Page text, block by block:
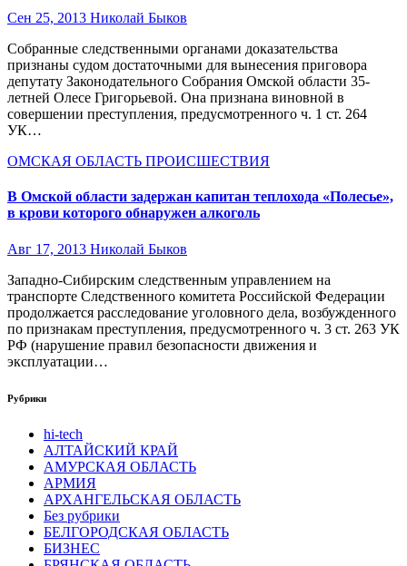
Сен 25, 2013 Николай Быков
Собранные следственными органами доказательства
признаны судом достаточными для вынесения приговора
депутату Законодательного Собрания Омской области 35-
летней Олесе Григорьевой. Она признана виновной в
совершении преступления, предусмотренного ч. 1 ст. 264
УК…
ОМСКАЯ ОБЛАСТЬ ПРОИСШЕСТВИЯ
В Омской области задержан капитан теплохода «Полесье»,
в крови которого обнаружен алкоголь
Авг 17, 2013 Николай Быков
Западно-Сибирским следственным управлением на
транспорте Следственного комитета Российской Федерации
продолжается расследование уголовного дела, возбужденного
по признакам преступления, предусмотренного ч. 3 ст. 263 УК
РФ (нарушение правил безопасности движения и
эксплуатации…
Рубрики
hi-tech
АЛТАЙСКИЙ КРАЙ
АМУРСКАЯ ОБЛАСТЬ
АРМИЯ
АРХАНГЕЛЬСКАЯ ОБЛАСТЬ
Без рубрики
БЕЛГОРОДСКАЯ ОБЛАСТЬ
БИЗНЕС